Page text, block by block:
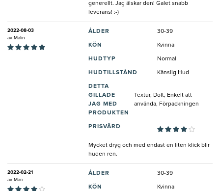
generellt. Jag älskar den! Galet snabb
leverans! :-)
2022-08-03
av Malin
ÅLDER 30-39
KÖN Kvinna
HUDTYP Normal
HUDTILLSTÅND Känslig Hud
DETTA
GILLADE
JAG MED
PRODUKTEN
Textur, Doft, Enkelt att
använda, Förpackningen
PRISVÄRD
Mycket dryg och med endast en liten klick blir
huden ren.
2022-02-21
av Mari
ÅLDER 30-39
KÖN Kvinna